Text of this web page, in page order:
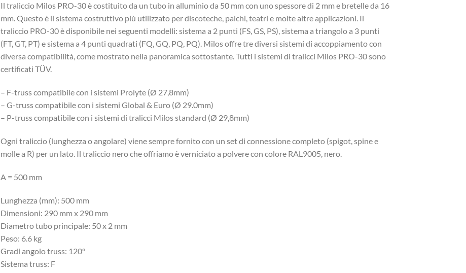
Il traliccio Milos PRO-30 è costituito da un tubo in alluminio da 50 mm con uno spessore di 2 mm e bretelle da 16
mm. Questo è il sistema costruttivo più utilizzato per discoteche, palchi, teatri e molte altre applicazioni. Il
traliccio PRO-30 è disponibile nei seguenti modelli: sistema a 2 punti (FS, GS, PS), sistema a triangolo a 3 punti
(FT, GT, PT) e sistema a 4 punti quadrati (FQ, GQ, PQ, PQ). Milos offre tre diversi sistemi di accoppiamento con
diversa compatibilità, come mostrato nella panoramica sottostante. Tutti i sistemi di tralicci Milos PRO-30 sono
certificati TÜV.
– F-truss compatibile con i sistemi Prolyte (Ø 27,8mm)
– G-truss compatibile con i sistemi Global & Euro (Ø 29.0mm)
– P-truss compatibile con i sistemi di tralicci Milos standard (Ø 29,8mm)
Ogni traliccio (lunghezza o angolare) viene sempre fornito con un set di connessione completo (spigot, spine e
molle a R) per un lato. Il traliccio nero che offriamo è verniciato a polvere con colore RAL9005, nero.
A = 500 mm
Lunghezza (mm): 500 mm
Dimensioni: 290 mm x 290 mm
Diametro tubo principale: 50 x 2 mm
Peso: 6.6 kg
Gradi angolo truss: 120°
Sistema truss: F